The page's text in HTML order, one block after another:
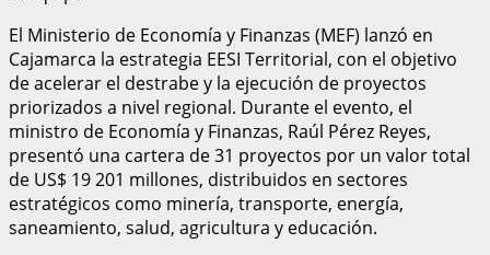
El Ministerio de Economía y Finanzas (MEF) lanzó en
Cajamarca la estrategia EESI Territorial, con el objetivo
de acelerar el destrabe y la ejecución de proyectos
priorizados a nivel regional. Durante el evento, el
ministro de Economía y Finanzas, Raúl Pérez Reyes,
presentó una cartera de 31 proyectos por un valor total
de US$ 19 201 millones, distribuidos en sectores
estratégicos como minería, transporte, energía,
saneamiento, salud, agricultura y educación.